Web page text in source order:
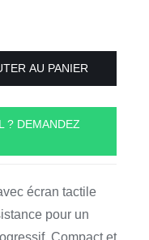
AU PANIER
? DEMANDEZ
écran tactile
pour un